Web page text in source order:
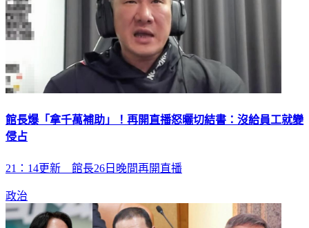
館長爆「拿千萬補助」！再開直播怒曬切結書：沒給員工就變
侵占
21：14更新 館長26日晚間再開直播
政治